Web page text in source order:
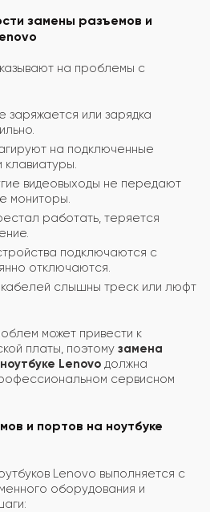
замены разъемов и
на проблемы с
заряжается или зарядка
на подключенные
видеовыходы не передают
мониторы.
работать, теряется
подключаются с
отключаются.
слышны треск или люфт
может привести к
платы, поэтому замена
Lenovo должна
сервисном
и портов на ноутбуке
Lenovo выполняется с
оборудования и